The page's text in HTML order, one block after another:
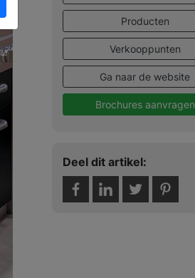
Producten
Verkooppunten
Ga naar de website
Brochures aanvragen
Deel dit artikel: